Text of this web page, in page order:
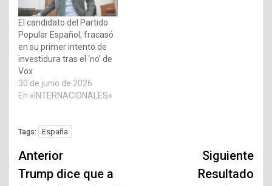
El candidato del Partido
Popular Español, fracasó
en su primer intento de
investidura tras el ‘no’ de
Vox
30 de junio de 2026
En «INTERNACIONALES»
Tags: España
Navegación
de
Anterior
Trump dice que a
Siguiente
Resultado